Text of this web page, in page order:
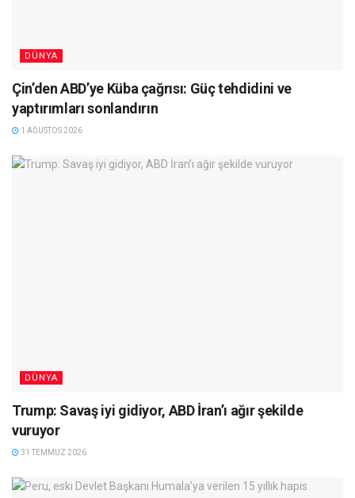
DÜNYA
Çin’den ABD’ye Küba çağrısı: Güç tehdidini ve
yaptırımları sonlandırın
1 AĞUSTOS 2026
DÜNYA
Trump: Savaş iyi gidiyor, ABD İran’ı ağır şekilde
vuruyor
31 TEMMUZ 2026